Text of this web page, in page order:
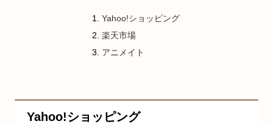
Yahoo!ショッピング
楽天市場
アニメイト
Yahoo!ショッピング